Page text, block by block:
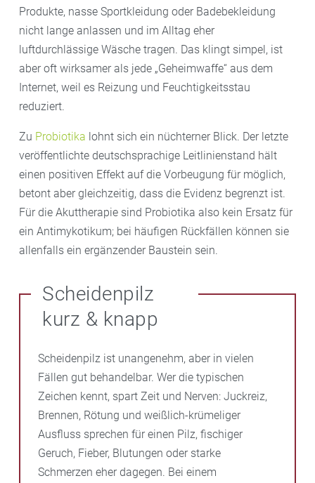
Produkte, nasse Sportkleidung oder Badebekleidung
nicht lange anlassen und im Alltag eher
luftdurchlässige Wäsche tragen. Das klingt simpel, ist
aber oft wirksamer als jede „Geheimwaffe“ aus dem
Internet, weil es Reizung und Feuchtigkeitsstau
reduziert.
Zu Probiotika lohnt sich ein nüchterner Blick. Der letzte
veröffentlichte deutschsprachige Leitlinienstand hält
einen positiven Effekt auf die Vorbeugung für möglich,
betont aber gleichzeitig, dass die Evidenz begrenzt ist.
Für die Akuttherapie sind Probiotika also kein Ersatz für
ein Antimykotikum; bei häufigen Rückfällen können sie
allenfalls ein ergänzender Baustein sein.
Scheidenpilz
kurz & knapp
Scheidenpilz ist unangenehm, aber in vielen
Fällen gut behandelbar. Wer die typischen
Zeichen kennt, spart Zeit und Nerven: Juckreiz,
Brennen, Rötung und weißlich-krümeliger
Ausfluss sprechen für einen Pilz, fischiger
Geruch, Fieber, Blutungen oder starke
Schmerzen eher dagegen. Bei einem